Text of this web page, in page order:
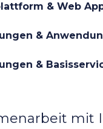
& Web
&
&
mit